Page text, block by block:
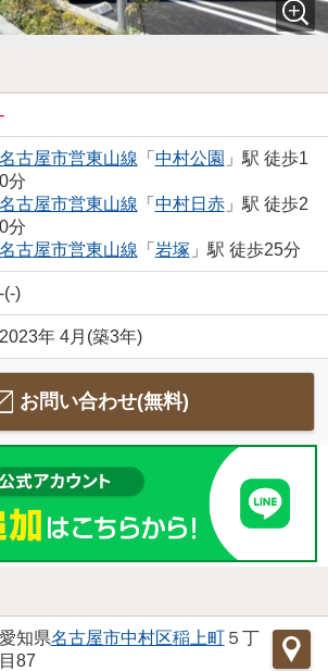
-
名古屋市営東山線 「 中村公園 」駅 徒歩1
0分
名古屋市営東山線 「 中村日赤」駅 徒歩2
0分
名古屋市営東山線 「 岩塚 」駅 徒歩25分
-(-)
2023年 4月(築3年)
お問い合わせ(無料)
愛知県名古屋市中村区稲上町５丁
目87